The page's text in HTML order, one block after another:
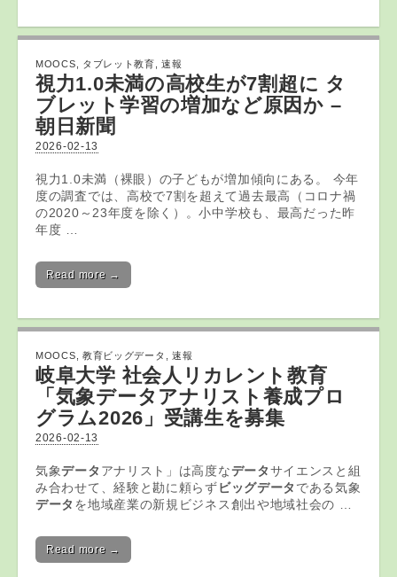
MOOCS タブレット教育 ,速報
視力1.0未満の高校生が7割超に タ
ブレット 学習の増加など原因か –
朝日新聞
2026-02-13
視力1.0未満（裸眼）の子どもが増加傾向にある。 今年
度の調査では、高校で7割を超えて過去最高（コロナ禍
の2020～23年度を除く）。小中学校も、最高だった昨
年度 …
Read more →
MOOCS 教育ビッグデータ 速報
岐阜大学 社会人リカレント教育
「気象データ アナリスト養成プロ
グラム2026」受講生を募集
2026-02-13
気象データ アナリスト」は高度なデータサイエンスと組
み合わせて、経験と勘に頼らずビッグデータ である気象
データ を地域産業の新規ビジネス創出や地域社会の …
Read more →